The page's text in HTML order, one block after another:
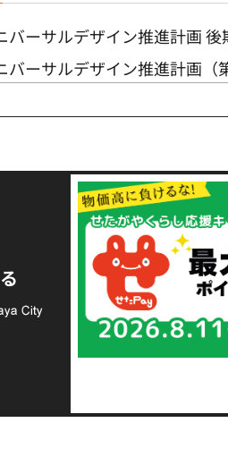
バーサルデザイン推進計画 後
ーサルデザイン推進計画（
つい